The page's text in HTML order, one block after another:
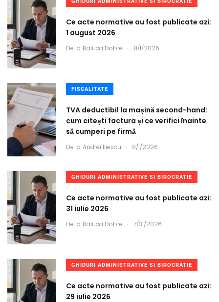
Ce acte normative au fost publicate azi:
1 august 2026
De la Raluca Dobre . 8/1/2026
FISCALITATE
TVA deductibil la mașină second-hand:
cum citești factura și ce verifici înainte
să cumperi pe firmă
De la Andrei Iliescu . 8/1/2026
GHIDURI ADMINISTRATIVE SI BIROCRATIE
Ce acte normative au fost publicate azi:
31 iulie 2026
De la Raluca Dobre . 7/31/2026
GHIDURI ADMINISTRATIVE SI BIROCRATIE
Ce acte normative au fost publicate azi:
29 iulie 2026